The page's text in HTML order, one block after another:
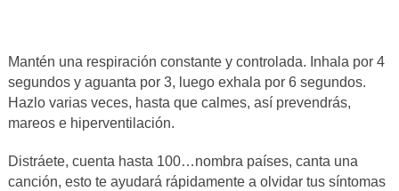
Mantén una respiración constante y controlada. Inhala por 4
segundos y aguanta por 3, luego exhala por 6 segundos.
Hazlo varias veces, hasta que calmes, así prevendrás,
mareos e hiperventilación.
Distráete, cuenta hasta 100…nombra países, canta una
canción, esto te ayudará rápidamente a olvidar tus síntomas